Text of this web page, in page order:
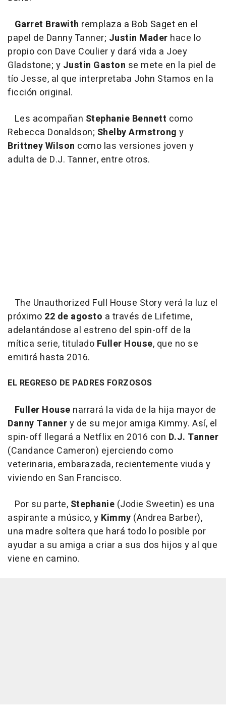
Garret Brawith remplaza a Bob Saget en el
papel de Danny Tanner; Justin Mader hace lo
propio con Dave Coulier y dará vida a Joey
Gladstone; y Justin Gaston se mete en la piel de
tío Jesse, al que interpretaba John Stamos en la
ficción original.
Les acompañan Stephanie Bennett como
Rebecca Donaldson; Shelby Armstrong y
Brittney Wilson como las versiones joven y
adulta de D.J. Tanner, entre otros.
The Unauthorized Full House Storyverá la luz el
próximo 22 de agosto a través de Lifetime,
adelantándose al estreno del spin-off de la
mítica serie, titulado Fuller House, que no se
emitirá hasta 2016.
EL REGRESO DE PADRES FORZOSOS
Fuller House narrará la vida de la hija mayor de
Danny Tannery de su mejor amiga Kimmy. Así, el
spin-off llegará a Netflix en 2016 con D.J. Tanner
(Candance Cameron) ejerciendo como
veterinaria, embarazada, recientemente viuda y
viviendo en San Francisco.
Por su parte, Stephanie (Jodie Sweetin) es una
aspirante a músico, y Kimmy (Andrea Barber),
una madre soltera que hará todo lo posible por
ayudar a su amiga a criar a sus dos hijos y al que
viene en camino.